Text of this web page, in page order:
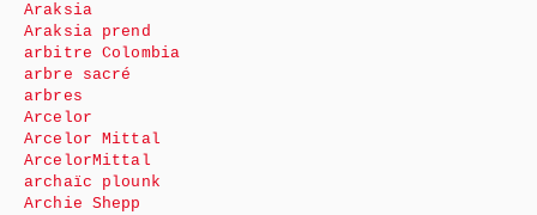
Araksia
Araksia prend
arbitre Colombia
arbre sacré
arbres
Arcelor
Arcelor Mittal
ArcelorMittal
archaïc plounk
Archie Shepp